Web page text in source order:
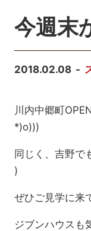
今週末
2018.02.08
川内中郷町
*)o)))
同じく、吉野
)
ぜひご見学に
ジブンハウスも